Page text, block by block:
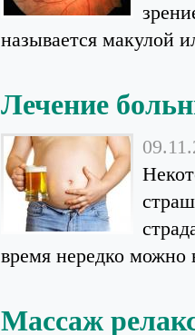
называется макулой
Лечение
время нередко можно
Массаж